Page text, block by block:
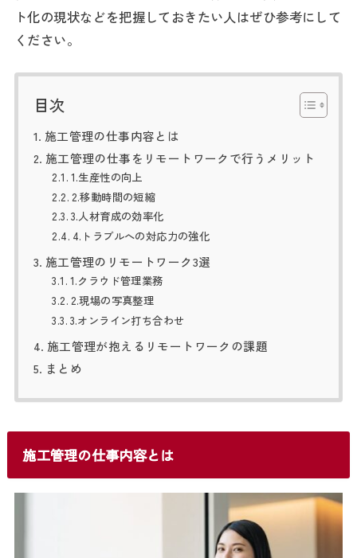
ト化の現状などを把握しておきたい人はぜひ参考にして
ください。
目次
施工管理の仕事内容とは
施工管理の仕事をリモートワークで行うメリット
1.生産性の向上
2.移動時間の短縮
3.人材育成の効率化
4.トラブルへの対応力の強化
施工管理のリモートワーク3選
1.クラウド管理業務
2.現場の写真整理
3.オンライン打ち合わせ
施工管理が抱えるリモートワークの課題
まとめ
施工管理の仕事内容とは